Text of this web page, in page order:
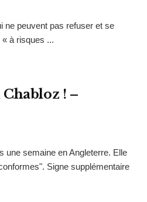
ne peuvent pas refuser et se
à risques ...
! –
une semaine en Angleterre. Elle
Signe supplémentaire